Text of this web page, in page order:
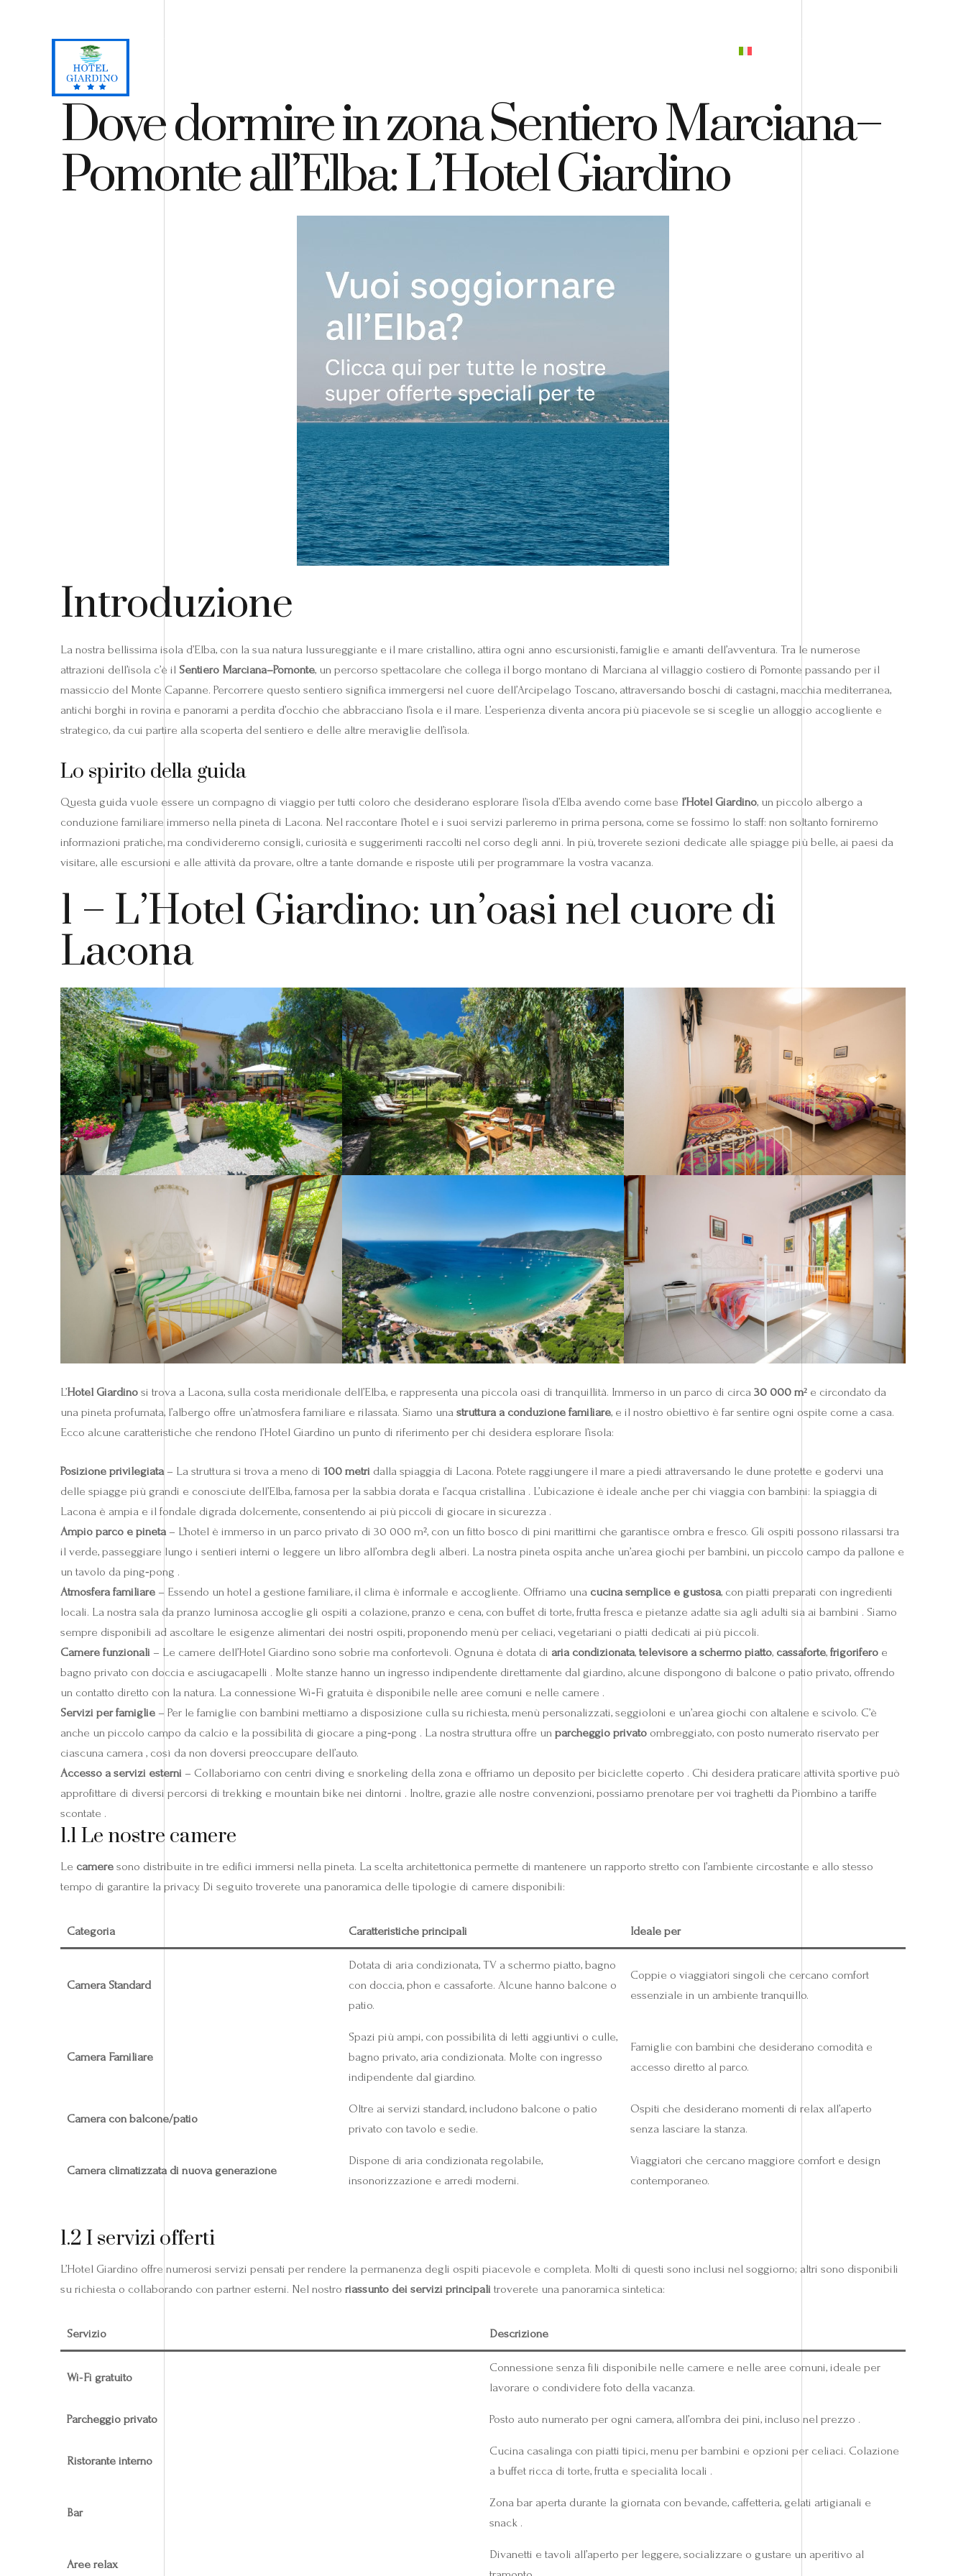
Dove dormire in zona Sentiero Marciana–
Pomonte all’Elba: L’Hotel Giardino
Introduzione
La nostra bellissima isola d’Elba, con la sua natura lussureggiante e il mare cristallino, attira ogni anno escursionisti, famiglie e amanti dell’avventura. Tra le numerose
attrazioni dell’isola c’è il Sentiero Marciana–Pomonte, un percorso spettacolare che collega il borgo montano di Marciana al villaggio costiero di Pomonte passando per il
massiccio del Monte Capanne. Percorrere questo sentiero significa immergersi nel cuore dell’Arcipelago Toscano, attraversando boschi di castagni, macchia mediterranea,
antichi borghi in rovina e panorami a perdita d’occhio che abbracciano l’isola e il mare. L’esperienza diventa ancora più piacevole se si sceglie un alloggio accogliente e
strategico, da cui partire alla scoperta del sentiero e delle altre meraviglie dell’isola.
Lo spirito della guida
Questa guida vuole essere un compagno di viaggio per tutti coloro che desiderano esplorare l’isola d’Elba avendo come base l’Hotel Giardino, un piccolo albergo a
conduzione familiare immerso nella pineta di Lacona. Nel raccontare l’hotel e i suoi servizi parleremo in prima persona, come se fossimo lo staff: non soltanto forniremo
informazioni pratiche, ma condivideremo consigli, curiosità e suggerimenti raccolti nel corso degli anni. In più, troverete sezioni dedicate alle spiagge più belle, ai paesi da
visitare, alle escursioni e alle attività da provare, oltre a tante domande e risposte utili per programmare la vostra vacanza.
1 – L’Hotel Giardino: un’oasi nel cuore di
Lacona
L’Hotel Giardino si trova a Lacona, sulla costa meridionale dell’Elba, e rappresenta una piccola oasi di tranquillità. Immerso in un parco di circa 30 000 m² e circondato da
una pineta profumata, l’albergo offre un’atmosfera familiare e rilassata. Siamo una struttura a conduzione familiare, e il nostro obiettivo è far sentire ogni ospite come a casa.
Ecco alcune caratteristiche che rendono l’Hotel Giardino un punto di riferimento per chi desidera esplorare l’isola:
Posizione privilegiata – La struttura si trova a meno di 100 metri dalla spiaggia di Lacona. Potete raggiungere il mare a piedi attraversando le dune protette e godervi una
delle spiagge più grandi e conosciute dell’Elba, famosa per la sabbia dorata e l’acqua cristallina . L’ubicazione è ideale anche per chi viaggia con bambini: la spiaggia di
Lacona è ampia e il fondale digrada dolcemente, consentendo ai più piccoli di giocare in sicurezza .
Ampio parco e pineta– L’hotel è immerso in un parco privato di 30 000 m², con un fitto bosco di pini marittimi che garantisce ombra e fresco. Gli ospiti possono rilassarsi tra
il verde, passeggiare lungo i sentieri interni o leggere un libro all’ombra degli alberi. La nostra pineta ospita anche un’area giochi per bambini, un piccolo campo da pallone e
un tavolo da ping‑pong .
Atmosfera familiare – Essendo un hotel a gestione familiare, il clima è informale e accogliente. Offriamo una cucina semplice e gustosa, con piatti preparati con ingredienti
locali. La nostra sala da pranzo luminosa accoglie gli ospiti a colazione, pranzo e cena, con buffet di torte, frutta fresca e pietanze adatte sia agli adulti sia ai bambini . Siamo
sempre disponibili ad ascoltare le esigenze alimentari dei nostri ospiti, proponendo menù per celiaci, vegetariani o piatti dedicati ai più piccoli.
Camere funzionali – Le camere dell’Hotel Giardino sono sobrie ma confortevoli. Ognuna è dotata di aria condizionata, televisore a schermo piatto, cassaforte, frigorifero e
bagno privato con doccia e asciugacapelli . Molte stanze hanno un ingresso indipendente direttamente dal giardino, alcune dispongono di balcone o patio privato, offrendo
un contatto diretto con la natura. La connessione Wi‑Fi gratuita è disponibile nelle aree comuni e nelle camere .
Servizi per famiglie – Per le famiglie con bambini mettiamo a disposizione culla su richiesta, menù personalizzati, seggioloni e un’area giochi con altalene e scivolo. C’è
anche un piccolo campo da calcio e la possibilità di giocare a ping‑pong . La nostra struttura offre un parcheggio privato ombreggiato, con posto numerato riservato per
ciascuna camera , così da non doversi preoccupare dell’auto.
Accesso a servizi esterni – Collaboriamo con centri diving e snorkeling della zona e offriamo un deposito per biciclette coperto . Chi desidera praticare attività sportive può
approfittare di diversi percorsi di trekking e mountain bike nei dintorni . Inoltre, grazie alle nostre convenzioni, possiamo prenotare per voi traghetti da Piombino a tariffe
scontate .
1.1 Le nostre camere
Le camere sono distribuite in tre edifici immersi nella pineta. La scelta architettonica permette di mantenere un rapporto stretto con l’ambiente circostante e allo stesso
tempo di garantire la privacy. Di seguito troverete una panoramica delle tipologie di camere disponibili:
Categoria Caratteristiche principali Ideale per
Camera Standard
Dotata di aria condizionata, TV a schermo piatto, bagno
con doccia, phon e cassaforte. Alcune hanno balcone o
patio.
Coppie o viaggiatori singoli che cercano comfort
essenziale in un ambiente tranquillo.
Camera Familiare
Spazi più ampi, con possibilità di letti aggiuntivi o culle,
bagno privato, aria condizionata. Molte con ingresso
indipendente dal giardino.
Famiglie con bambini che desiderano comodità e
accesso diretto al parco.
Camera con balcone/patio
Oltre ai servizi standard, includono balcone o patio
privato con tavolo e sedie.
Ospiti che desiderano momenti di relax all’aperto
senza lasciare la stanza.
Camera climatizzata di nuova generazione
Dispone di aria condizionata regolabile,
insonorizzazione e arredi moderni.
Viaggiatori che cercano maggiore comfort e design
contemporaneo.
1.2 I servizi offerti
L’Hotel Giardino offre numerosi servizi pensati per rendere la permanenza degli ospiti piacevole e completa. Molti di questi sono inclusi nel soggiorno; altri sono disponibili
su richiesta o collaborando con partner esterni. Nel nostro riassunto dei servizi principali troverete una panoramica sintetica:
Servizio Descrizione
Wi‑Fi gratuito
Connessione senza fili disponibile nelle camere e nelle aree comuni, ideale per
lavorare o condividere foto della vacanza.
Parcheggio privato Posto auto numerato per ogni camera, all’ombra dei pini, incluso nel prezzo .
Ristorante interno
Cucina casalinga con piatti tipici, menu per bambini e opzioni per celiaci. Colazione
a buffet ricca di torte, frutta e specialità locali .
Bar
Zona bar aperta durante la giornata con bevande, caffetteria, gelati artigianali e
snack .
Aree relax
Divanetti e tavoli all’aperto per leggere, socializzare o gustare un aperitivo al